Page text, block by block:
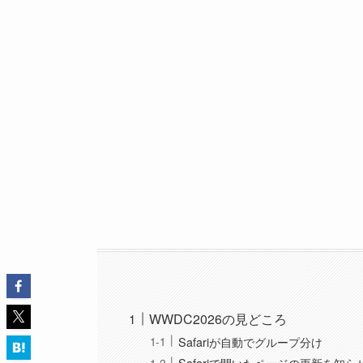
WWDC2026の見どころ
Safariが自動でグループ分け